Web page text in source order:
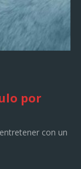
por
con un